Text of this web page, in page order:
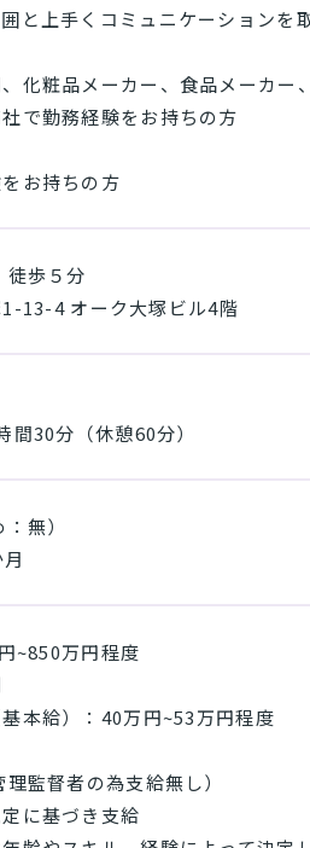
と上手くコミュニケーションを
化粧品メーカー、食品メーカ
で勤務経験をお持ちの方
お持ちの方
徒歩５分
13-4 オーク大塚ビル4階
間30分（休憩60分）
無）
~850万円程度
本給）：40万円~53万円程度
監督者の為支給無し）
に基づき支給